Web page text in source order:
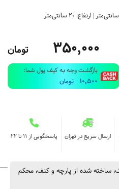
350,000 تومان
بازگشت وجه به کیف پول شما:
10,500 تومان
ارسال سریع در تهران پاسخگویی از ۱۱ تا ۲۲
شده از پارچه و کنف، محکم